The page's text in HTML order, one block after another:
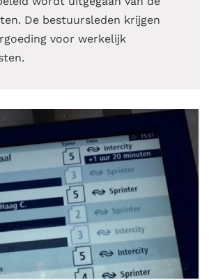
De bestuursleden krijgen
voor werkelijk